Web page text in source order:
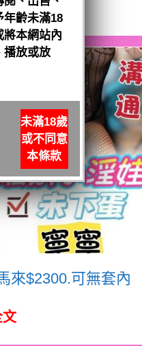
來$2300.可無套內
文
年齡未滿18
將本網站內
播放或放
未滿18歲
或不同意
本條款